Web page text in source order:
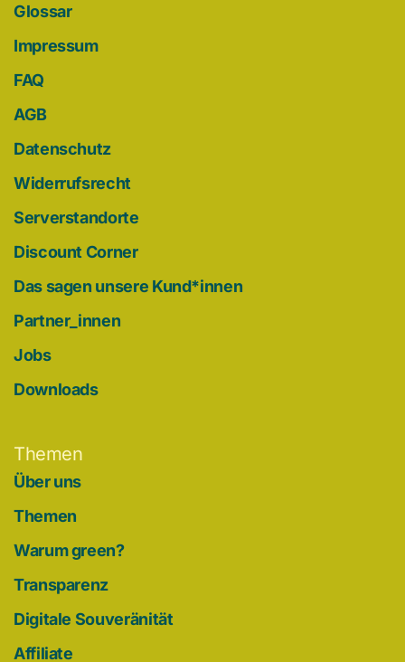
Glossar
Impressum
FAQ
AGB
Datenschutz
Widerrufsrecht
Serverstandorte
Discount Corner
Das sagen unsere Kund*innen
Partner_innen
Jobs
Downloads
Themen
Über uns
Themen
Warum green?
Transparenz
Digitale Souveränität
Affiliate